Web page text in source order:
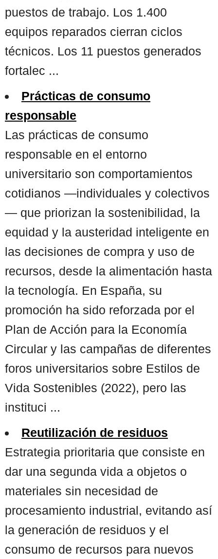
puestos de trabajo. Los 1.400
equipos reparados cierran ciclos
técnicos. Los 11 puestos generados
fortalec ...
Prácticas de consumo
responsable
Las prácticas de consumo
responsable en el entorno
universitario son comportamientos
cotidianos —individuales y colectivos
— que priorizan la sostenibilidad, la
equidad y la austeridad inteligente en
las decisiones de compra y uso de
recursos, desde la alimentación hasta
la tecnología. En España, su
promoción ha sido reforzada por el
Plan de Acción para la Economía
Circular y las campañas de diferentes
foros universitarios sobre Estilos de
Vida Sostenibles (2022), pero las
instituci ...
Reutilización de residuos
Estrategia prioritaria que consiste en
dar una segunda vida a objetos o
materiales sin necesidad de
procesamiento industrial, evitando así
la generación de residuos y el
consumo de recursos para nuevos